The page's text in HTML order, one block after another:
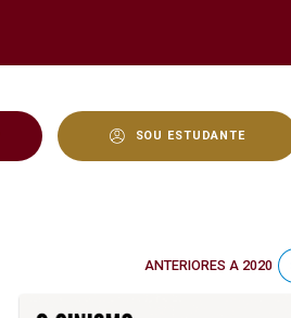
SOU ESTUDANTE
ANTERIORES A 2020